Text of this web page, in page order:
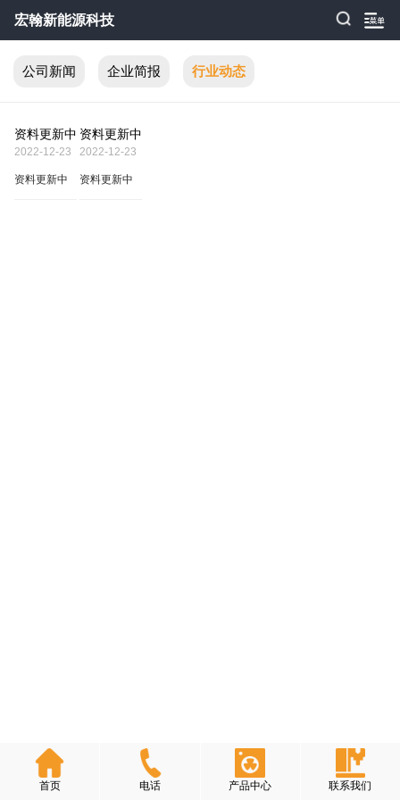
宏翰新能源科技
首页 电话 产品中心 联系我们
公司新闻 企业简报 行业动态
资料更新中
2022-12-23
资料更新中
资料更新中
2022-12-23
资料更新中